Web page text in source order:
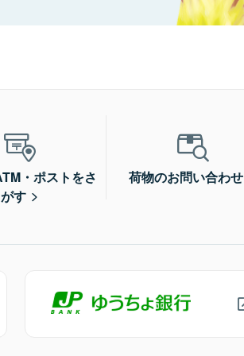
・ポストをさ
がす
荷物のお問い合わせ